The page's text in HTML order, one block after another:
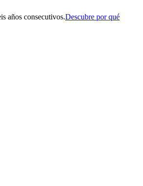
años consecutivos.Descubre por qué